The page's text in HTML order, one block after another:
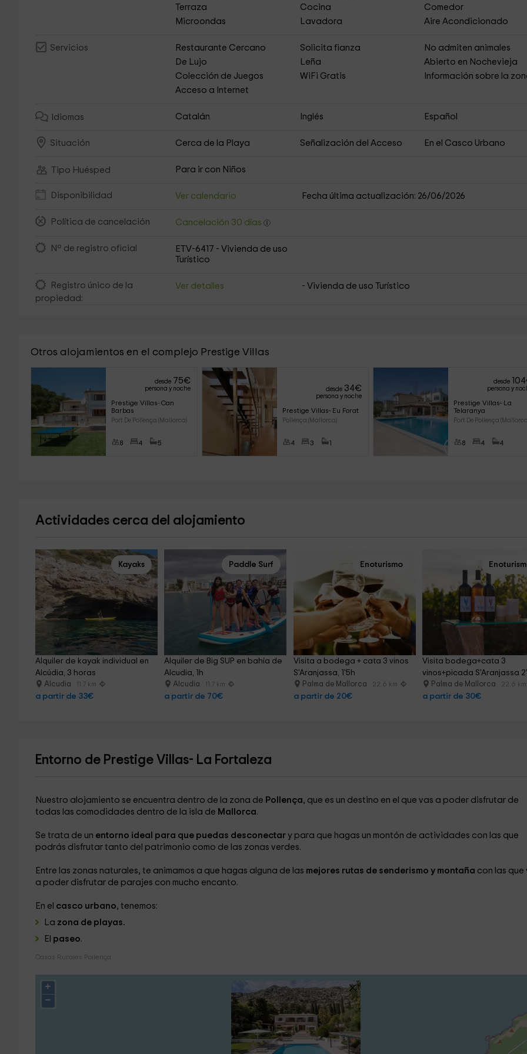
Terraza
Cocina
Comedor
Microondas
Lavadora Aire Acondicionado
Servicios Restaurante Cercano Solicita fianza
No admiten animales
De Lujo
Leña
Abierto en Nochevieja
Colección de Juegos
WiFi Gratis
Información sobre la
Acceso a Internet
Idiomas Catalán Inglés Español
Situación Cerca de la Playa Señalización del Acceso En el Casco Urbano
Tipo Huésped Para ir con Niños
Disponibilidad Ver calendario Fecha última actualización: 26/06/2026
Política de cancelación Cancelación 30 días
Nº de registro oficial
ETV-6417 - Vivienda de uso
Turístico
Registro único de la
propiedad:
Ver detalles - Vivienda de uso Turístico
Otros alojamientos en el complejo Prestige Villas
desde 75€
persona y noche
Prestige Villas- Can
Barbas
Port De Pollença (Mallorca)
8 4 5
desde 34€
persona y noche
Prestige Villas- Eu Forat
Pollença (Mallorca)
4 3 1
desde 104
persona y
Prestige Villas- La
Telaranya
Port De Pollença
8 4 4
Actividades cerca del alojamiento
Kayaks
Alquiler de kayak individual en
Alcúdia, 3 horas
Alcudia 11.7 km
a partir de 33€
Paddle Surf
Alquiler de Big SUP en bahía de
Alcudia, 1h
Alcudia 11.7 km
a partir de 70€
Enoturismo
Visita a bodega + cata 3 vinos
S'Aranjassa, 1'5h
Palma de Mallorca 22.6 km
a partir de 20€
Visita bodega+cata 3
vinos+picada S'Aranjassa
Palma de Mallorca 22.6 km
a partir de 30€
Entorno de Prestige Villas- La Fortaleza
Nuestro alojamiento se encuentra dentro de la zona de Pollença, que es un destino en el que vas a poder disfrutar de
todas las comodidades dentro de la isla de Mallorca.
Se trata de un entorno ideal para que puedas desconectar y para que hagas un montón de actividades con las que
podrás disfrutar tanto del patrimonio como de las zonas verdes.
Entre las zonas naturales, te animamos a que hagas alguna de las mejores rutas de senderismo y montaña con las que
a poder disfrutar de parajes con mucho encanto.
En el casco urbano, tenemos:
La zona de playas.
El paseo.
Casas Rurales Pollença
+
−